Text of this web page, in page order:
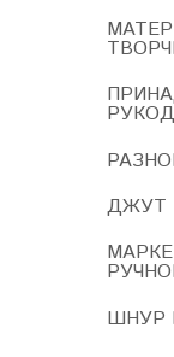
ДЖУТ
ШНУР